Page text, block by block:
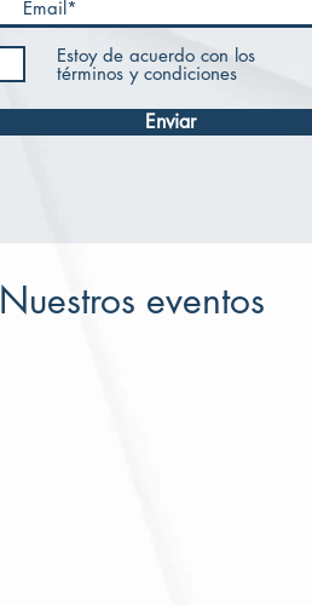
Estoy de acuerdo con los
términos y condiciones
Enviar
Nuestros eventos